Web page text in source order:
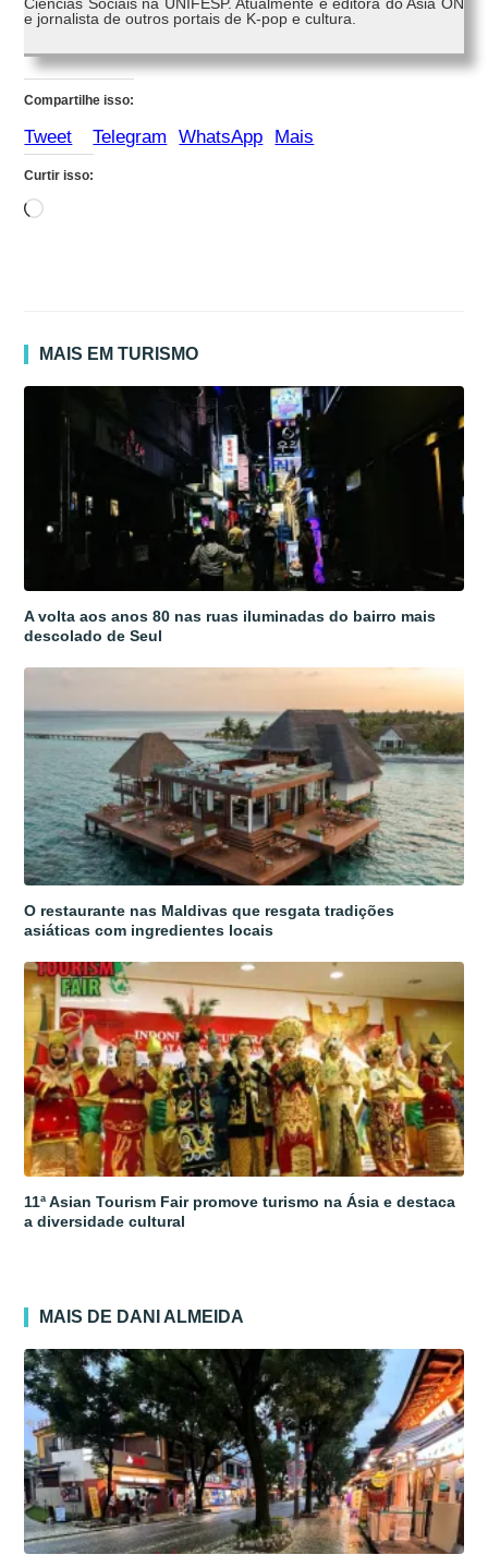
Ciências Sociais na UNIFESP. Atualmente é editora do Asia ON
e jornalista de outros portais de K-pop e cultura.
Compartilhe isso:
Tweet Telegram WhatsApp Mais
Curtir isso:
Carregando...
MAIS EM TURISMO
A volta aos anos 80 nas ruas iluminadas do bairro mais
descolado de Seul
O restaurante nas Maldivas que resgata tradições
asiáticas com ingredientes locais
11ª Asian Tourism Fair promove turismo na Ásia e destaca
a diversidade cultural
MAIS DE DANI ALMEIDA